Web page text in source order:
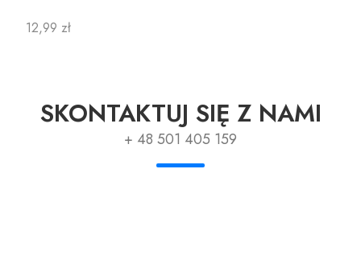
Cena
12,99 zł
SKONTAKTUJ SIĘ Z NAMI
+ 48 501 405 159